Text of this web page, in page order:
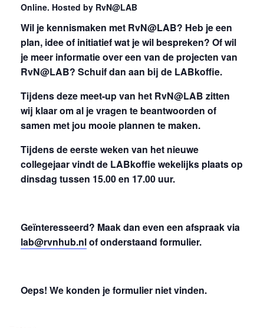
Wil je kennismaken met RvN@LAB? Heb je een
plan, idee of initiatief wat je wil bespreken? Of wil
je meer informatie over een van de projecten van
RvN@LAB? Schuif dan aan bij de LABkoffie.
Tijdens deze meet-up van het RvN@LAB zitten
wij klaar om al je vragen te beantwoorden of
samen met jou mooie plannen te maken.
Tijdens de eerste weken van het nieuwe
collegejaar vindt de LABkoffie wekelijks plaats op
dinsdag tussen 15.00 en 17.00 uur.
Geïnteresseerd? Maak dan even een afspraak via
lab@rvnhub.nlof onderstaand formulier.
Oeps! We konden je formulier niet vinden.
Online. Hosted by RvN@LAB